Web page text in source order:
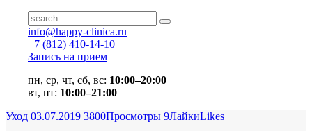
info@happy-clinica.ru
+7 (812) 410-14-10
Запись на прием
пн, ср, чт, сб, вс: 10:00–20:00
вт, пт: 10:00–21:00
Уход 03.07.2019 3800Просмотры 9ЛайкиLikes